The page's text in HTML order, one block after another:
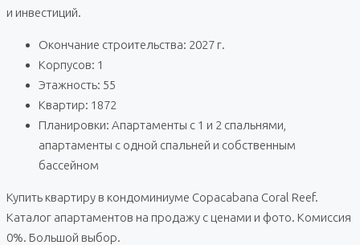
и инвестиций.
Окончание строительства: 2027 г.
Корпусов: 1
Этажность: 55
Квартир: 1872
Планировки: Апартаменты с 1 и 2 спальнями,
апартаменты с одной спальней и собственным
бассейном
Купить квартиру в кондоминиуме Copacabana Coral Reef.
Каталог апартаментов на продажу с ценами и фото. Комиссия
0%. Большой выбор.